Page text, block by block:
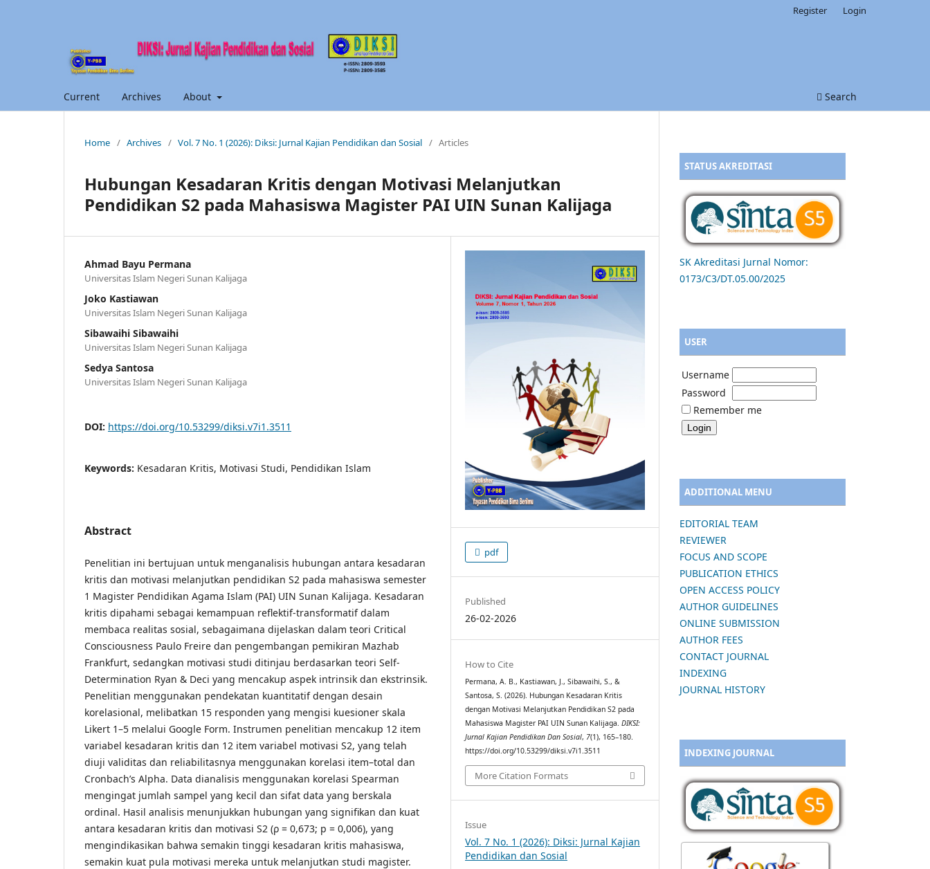
Current Archives About Search
Register Login
Home / Archives / Vol. 7 No. 1 (2026): Diksi: Jurnal Kajian Pendidikan dan Sosial / Articles
Hubungan Kesadaran Kritis dengan Motivasi Melanjutkan
Pendidikan S2 pada Mahasiswa Magister PAI UIN Sunan Kalijaga
Ahmad Bayu Permana
Universitas Islam Negeri Sunan Kalijaga
Joko Kastiawan
Universitas Islam Negeri Sunan Kalijaga
Sibawaihi Sibawaihi
Universitas Islam Negeri Sunan Kalijaga
Sedya Santosa
Universitas Islam Negeri Sunan Kalijaga
DOI: https://doi.org/10.53299/diksi.v7i1.3511
Keywords: Kesadaran Kritis, Motivasi Studi, Pendidikan Islam
Abstract
Penelitian ini bertujuan untuk menganalisis hubungan antara kesadaran
kritis dan motivasi melanjutkan pendidikan S2 pada mahasiswa semester
1 Magister Pendidikan Agama Islam (PAI) UIN Sunan Kalijaga. Kesadaran
kritis dipahami sebagai kemampuan reflektif-transformatif dalam
membaca realitas sosial, sebagaimana dijelaskan dalam teori Critical
Consciousness Paulo Freire dan pengembangan pemikiran Mazhab
Frankfurt, sedangkan motivasi studi ditinjau berdasarkan teori Self-
Determination Ryan & Deci yang mencakup aspek intrinsik dan ekstrinsik.
Penelitian menggunakan pendekatan kuantitatif dengan desain
korelasional, melibatkan 15 responden yang mengisi kuesioner skala
Likert 1–5 melalui Google Form. Instrumen penelitian mencakup 12 item
variabel kesadaran kritis dan 12 item variabel motivasi S2, yang telah
diuji validitas dan reliabilitasnya menggunakan korelasi item–total dan
Cronbach’s Alpha. Data dianalisis menggunakan korelasi Spearman
mengingat jumlah sampel yang kecil dan sifat data yang berskala
ordinal. Hasil analisis menunjukkan hubungan yang signifikan dan kuat
antara kesadaran kritis dan motivasi S2 (ρ = 0,673; p = 0,006), yang
mengindikasikan bahwa semakin tinggi kesadaran kritis mahasiswa,
semakin kuat pula motivasi mereka untuk melanjutkan studi magister.
pdf
Published
26-02-2026
How to Cite
Permana, A. B., Kastiawan, J., Sibawaihi, S., &
Santosa, S. (2026). Hubungan Kesadaran Kritis
dengan Motivasi Melanjutkan Pendidikan S2 pada
Mahasiswa Magister PAI UIN Sunan Kalijaga.DIKSI:
Jurnal Kajian Pendidikan Dan Sosial, 7(1), 165–180.
https://doi.org/10.53299/diksi.v7i1.3511
More Citation Formats
Issue
Vol. 7 No. 1 (2026): Diksi: Jurnal Kajian
Pendidikan dan Sosial
STATUS AKREDITASI
SK Akreditasi Jurnal Nomor:
0173/C3/DT.05.00/2025
USER
Username
Password
Remember me
ADDITIONAL MENU
EDITORIAL TEAM
REVIEWER
FOCUS AND SCOPE
PUBLICATION ETHICS
OPEN ACCESS POLICY
AUTHOR GUIDELINES
ONLINE SUBMISSION
AUTHOR FEES
CONTACT JOURNAL
INDEXING
JOURNAL HISTORY
INDEXING JOURNAL